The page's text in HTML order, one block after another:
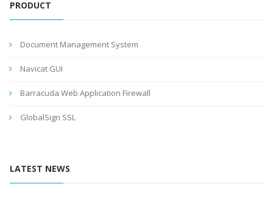
PRODUCT
Document Management System
Navicat GUI
Barracuda Web Application Firewall
GlobalSign SSL
LATEST NEWS